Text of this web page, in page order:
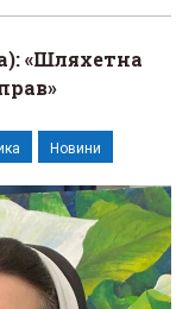
«Шляхетна
Новини